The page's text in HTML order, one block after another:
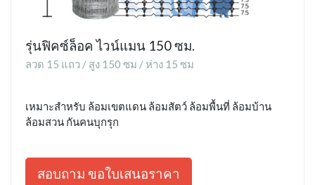
รุ่นฟิคซ์ล็อค ไวน์แมน 150 ซม.
ลวด 15 แถว / สูง 150 ซม / ห่าง 15 ซม
เหมาะสำหรับ ล้อมเขตแดน ล้อมสัตว์ ล้อมพื้นที่ ล้อมบ้าน
ล้อมสวน กันคนบุกรุก
สอบถาม ขอใบเสนอราคา